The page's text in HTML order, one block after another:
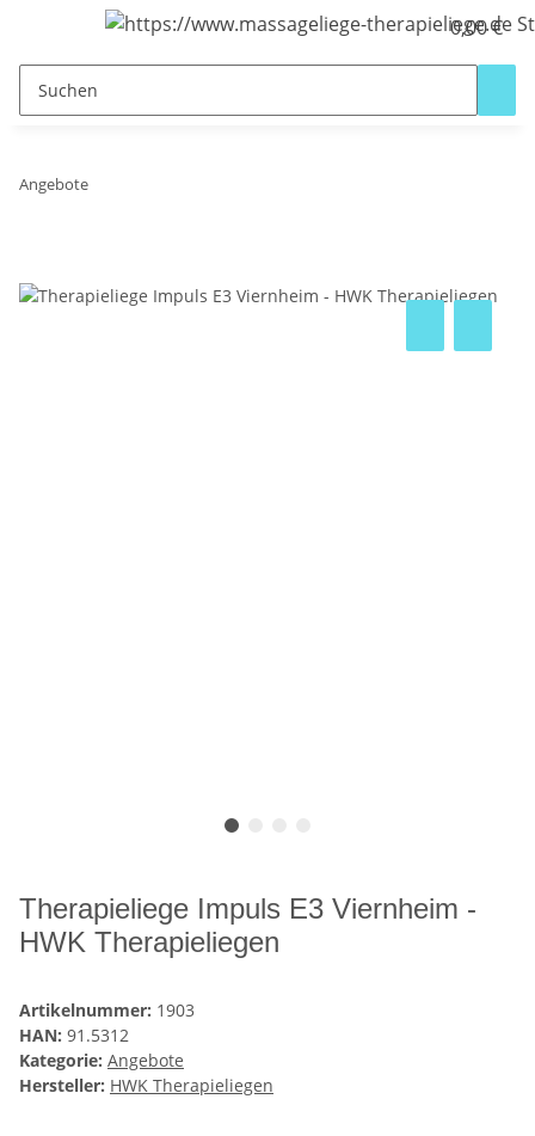
0,00 €
Angebote
Therapieliege Impuls E3 Viernheim -
HWK Therapieliegen
Artikelnummer: 1903
HAN: 91.5312
Kategorie: Angebote
Hersteller: HWK Therapieliegen